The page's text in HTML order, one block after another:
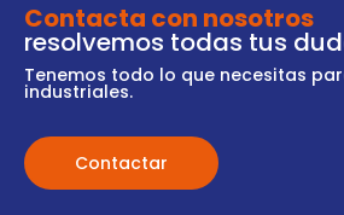
Contacta con nosotros
resolvemos todas tus
Tenemos todo lo que necesitas
industriales.
Contactar